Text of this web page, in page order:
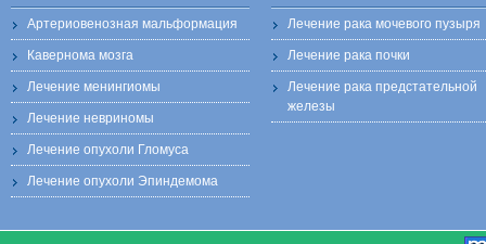
Артериовенозная мальформация
Кавернома мозга
Лечение менингиомы
Лечение невриномы
Лечение опухоли Гломуса
Лечение опухоли Эпиндемома
Лечение рака мочевого пузыря
Лечение рака почки
Лечение рака предстательной
железы